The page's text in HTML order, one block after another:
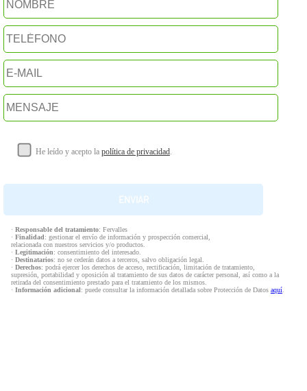
He leído y acepto la política de privacidad.
· Responsable del tratamiento: Fervalles
· Finalidad: gestionar el envío de información y prospección comercial,
relacionada con nuestros servicios y/o productos.
· Legitimación: consentimiento del interesado.
· Destinatarios: no se cederán datos a terceros, salvo obligación legal.
· Derechos: podrá ejercer los derechos de acceso, rectificación, limitación de tratamiento,
supresión, portabilidad y oposición al tratamiento de sus datos de carácter personal, así como a la
retirada del consentimiento prestado para el tratamiento de los mismos.
· Información adicional: puede consultar la información detallada sobre Protección de Datos aquí.